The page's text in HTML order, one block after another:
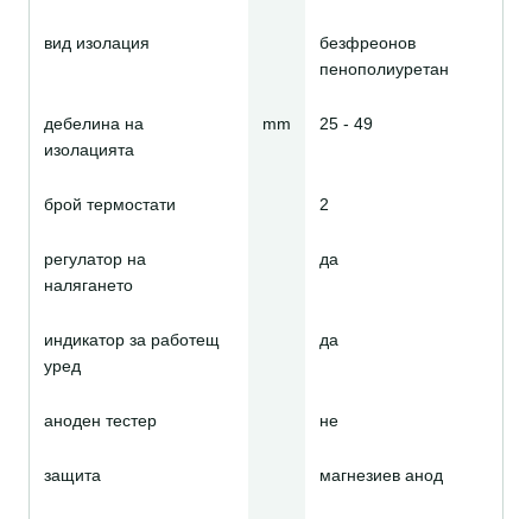
вид изолация
безфреонов
пенополиуретан
дебелина на
изолацията
mm 25 - 49
брой термостати 2
регулатор на
налягането
да
индикатор за работещ
уред
да
аноден тестер не
защита магнезиев анод